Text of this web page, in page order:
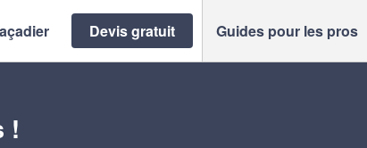
Devis gratuit Guides pour les pros
!